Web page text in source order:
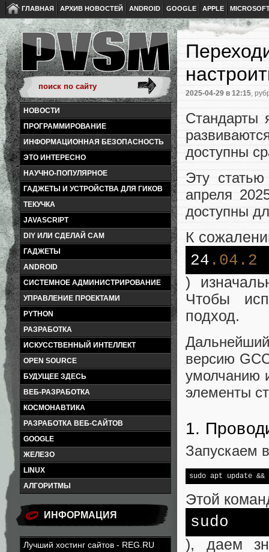
ГЛАВНАЯ АРХИВ НОВОСТЕЙ ANDROID GOOGLE APPLE
НОВОСТИ
ПРОГРАММИРОВАНИЕ
ИНФОРМАЦИОННАЯ БЕЗОПАСНОСТЬ
ЭТО ИНТЕРЕСНО
НАУЧНО-ПОПУЛЯРНОЕ
ГАДЖЕТЫ И УСТРОЙСТВА ДЛЯ ГИКОВ
ТЕКУЧКА
JAVASCRIPT
DIY ИЛИ СДЕЛАЙ САМ
ГАДЖЕТЫ
ANDROID
СИСТЕМНОЕ АДМИНИСТРИРОВАНИЕ
УПРАВЛЕНИЕ ПРОЕКТАМИ
PYTHON
РАЗРАБОТКА
ИСКУССТВЕННЫЙ ИНТЕЛЛЕКТ
OPEN SOURCE
БУДУЩЕЕ ЗДЕСЬ
ВЕБ-РАЗРАБОТКА
КОСМОНАВТИКА
РАЗРАБОТКА ВЕБ-САЙТОВ
GOOGLE
ЖЕЛЕЗО
LINUX
АЛГОРИТМЫ
ИНФОРМАЦИЯ
Лучший хостинг сайтов - REG.RU
2025-04-29 в 12:15,
Стандарты
доступны
Эту
апреля
доступны
К
24 .04 .2
)
Чтобы
подход.
версию
умолчанию
элементы
1.
Запускаем
sudo apt update
Этой
sudo
), даем